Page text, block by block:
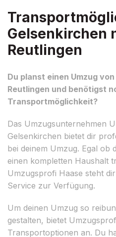
Gelsenkirchen
Reutlingen
Du planst einen Umzug
Reutlingen und benötigst
Transportmöglichkeit?
Das Umzugsunternehmen
Gelsenkirchen bietet dir
bei deinem Umzug. Egal ob
einen kompletten Haushalt
Umzugsprofi Haase steht
Service zur Verfügung.
Um deinen Umzug so
gestalten, bietet
Transportoptionen an. Du